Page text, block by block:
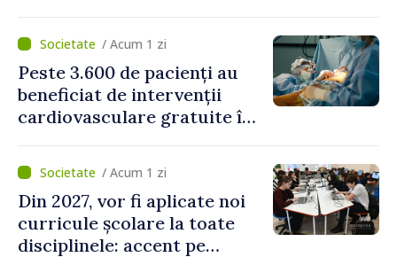
canalizare
/ Acum 1 zi
Peste 3.600 de pacienți au
beneficiat de intervenții
cardiovasculare gratuite în
/ Acum 1 zi
Din 2027, vor fi aplicate noi
curricule școlare la toate
disciplinele: accent pe